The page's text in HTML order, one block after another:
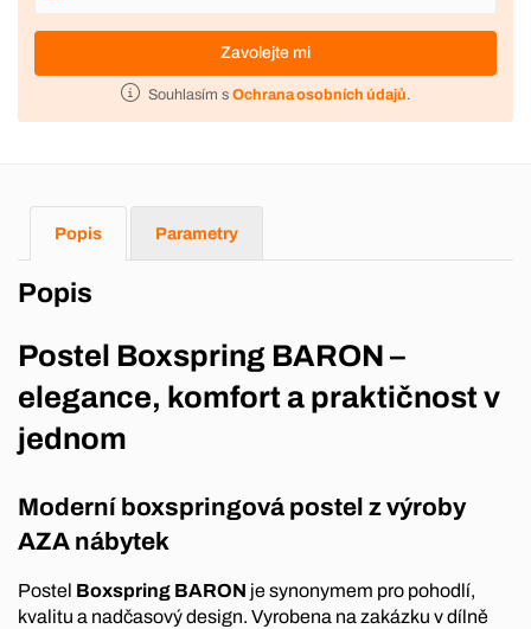
Zavolejte mi
Souhlasím s Ochrana osobních údajů.
Popis Parametry
Popis
Postel Boxspring BARON –
elegance, komfort a praktičnost v
jednom
Moderní boxspringová postel z výroby
AZA nábytek
Postel Boxspring BARON je synonymem pro pohodlí,
kvalitu a nadčasový design. Vyrobena na zakázku v dílně